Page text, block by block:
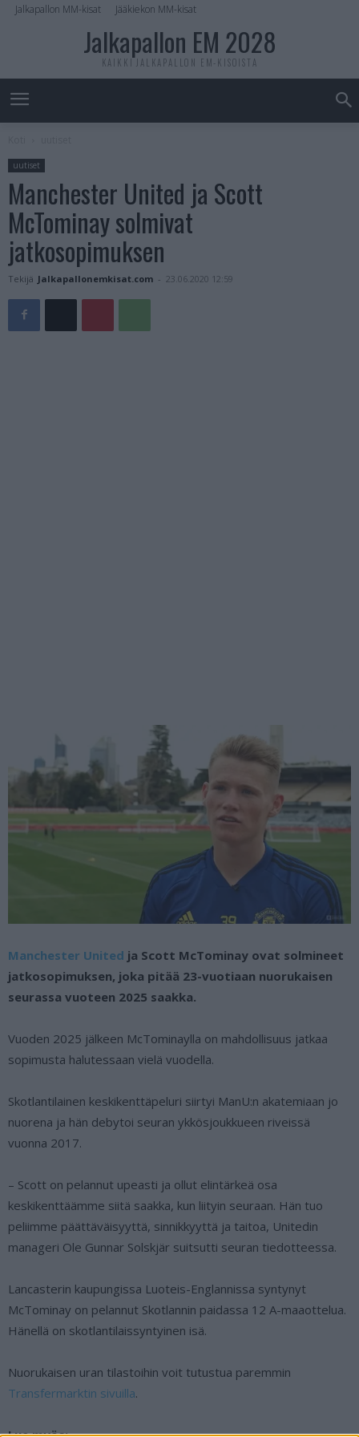
Jalkapallon MM-kisat Jääkiekon MM-kisat
Jalkapallon EM 2028
KAIKKI JALKAPALLON EM-KISOISTA
uutiset
Manchester United ja Scott
McTominay solmivat
jatkosopimuksen
Tekijä Jalkapallonemkisat.com - 23.06.2020 12:59
Manchester United ja Scott McTominay ovat solmineet
jatkosopimuksen, joka pitää 23-vuotiaan nuorukaisen
seurassa vuoteen 2025 saakka.
Vuoden 2025 jälkeen McTominaylla on mahdollisuus jatkaa
sopimusta halutessaan vielä vuodella.
Skotlantilainen keskikenttäpeluri siirtyi ManU:n akatemiaan jo
nuorena ja hän debytoi seuran ykkösjoukkueen riveissä
vuonna 2017.
– Scott on pelannut upeasti ja ollut elintärkeä osa
keskikenttäämme siitä saakka, kun liityin seuraan. Hän tuo
peliimme päättäväisyyttä, sinnikkyyttä ja taitoa, Unitedin
manageri Ole Gunnar Solskjär suitsutti seuran tiedotteessa.
Lancasterin kaupungissa Luoteis-Englannissa syntynyt
McTominay on pelannut Skotlannin paidassa 12 A-maaottelua.
Hänellä on skotlantilaissyntyinen isä.
Nuorukaisen uran tilastoihin voit tutustua paremmin
Transfermarktin sivuilla.